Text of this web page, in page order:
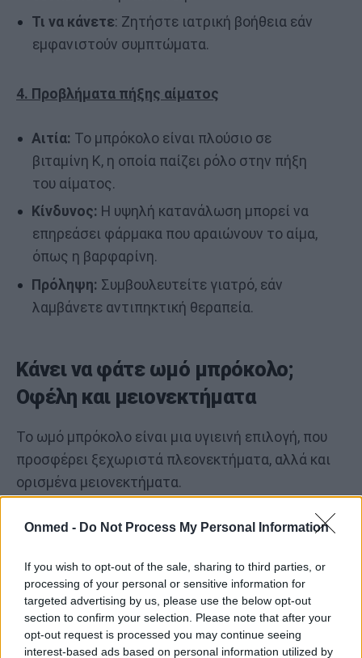
Onmed - Do Not Process My Personal Information
If you wish to opt-out of the sale, sharing to third parties, or
processing of your personal or sensitive information for
targeted advertising by us, please use the below opt-out
section to confirm your selection. Please note that after your
opt-out request is processed you may continue seeing
interest-based ads based on personal information utilized by
Τι να κάνετε: Ζητήστε ιατρική βοήθεια εάν
εμφανιστούν συμπτώματα.
4. Προβλήματα πήξης αίματος
Αιτία: Το μπρόκολο είναι πλούσιο σε
βιταμίνη Κ, η οποία παίζει ρόλο στην πήξη
του αίματος.
Κίνδυνος: Η υψηλή κατανάλωση μπορεί να
επηρεάσει φάρμακα που αραιώνουν το αίμα,
όπως η βαρφαρίνη.
Πρόληψη: Συμβουλευτείτε γιατρό, εάν
λαμβάνετε αντιπηκτική θεραπεία.
Κάνει να φάτε ωμό μπρόκολο;
Οφέλη και μειονεκτήματα
Το ωμό μπρόκολο είναι μια υγιεινή επιλογή, που
προσφέρει ξεχωριστά πλεονεκτήματα, αλλά και
ορισμένα μειονεκτήματα.
Οφέλη
Υψηλότερη κατακράτηση θρεπτικών
συστατικών: Το μαγείρεμα μπορεί να
μειώσει τα επίπεδα ευαίσθητων στη
θερμότητα θρεπτικών ουσιών, όπως η
βιταμίνη C.